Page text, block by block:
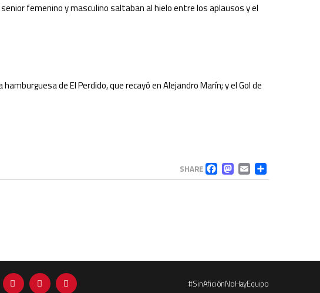
femenino y masculino saltaban al hielo entre los aplausos y el
de El Perdido, que recayó en Alejandro Marín; y el Gol de
SHARE FACEBOOK
EMAIL
#SinAficiónNoHayEquipo